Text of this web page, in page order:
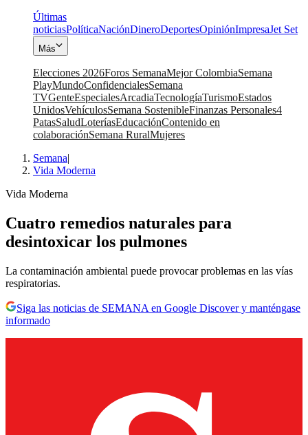
Últimas
noticiasPolíticaNaciónDineroDeportesOpiniónImpresaJet Set
Más
Elecciones 2026Foros SemanaMejor ColombiaSemana
PlayMundoConfidencialesSemana
TVGenteEspecialesArcadiaTecnologíaTurismoEstados
UnidosVehículosSemana SostenibleFinanzas Personales4
PatasSaludLoteríasEducaciónContenido en
colaboraciónSemana RuralMujeres
Semana|
Vida Moderna
Vida Moderna
Cuatro remedios naturales para
desintoxicar los pulmones
La contaminación ambiental puede provocar problemas en las vías
respiratorias.
Siga las noticias de SEMANA en Google Discover y manténgase
informado